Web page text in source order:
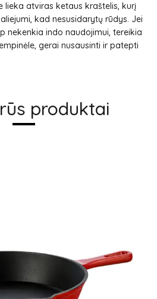
lieka atviras ketaus kraštelis, kurį
kad nesusidarytų rūdys. Jei
nekenkia indo naudojimui, tereikia
gerai nusausinti ir patepti
produktai